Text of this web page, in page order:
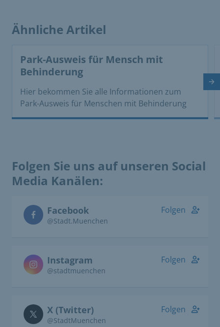
Ähnliche Artikel
Park-Ausweis für Mensch mit
Behinderung
Hier bekommen Sie alle Informationen zum
Park­-Ausweis für Menschen mit Behinderung
Folgen Sie uns auf unseren Social
Media Kanälen:
Facebook
@Stadt.Muenchen
Folgen
Instagram
@stadtmuenchen
Folgen
X (Twitter)
@StadtMuenchen
Folgen